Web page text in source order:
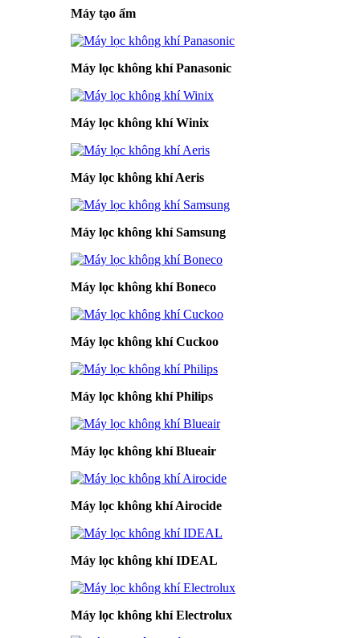
Máy tạo ẩm
Máy lọc không khí Panasonic
Máy lọc không khí Winix
Máy lọc không khí Aeris
Máy lọc không khí Samsung
Máy lọc không khí Boneco
Máy lọc không khí Cuckoo
Máy lọc không khí Philips
Máy lọc không khí Blueair
Máy lọc không khí Airocide
Máy lọc không khí IDEAL
Máy lọc không khí Electrolux